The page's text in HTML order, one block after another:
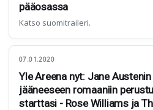
pääosassa
Katso suomitraileri.
07.01.2020
Yle Areena nyt: Jane
jääneeseen romaaniin
starttasi - Rose Williams ja